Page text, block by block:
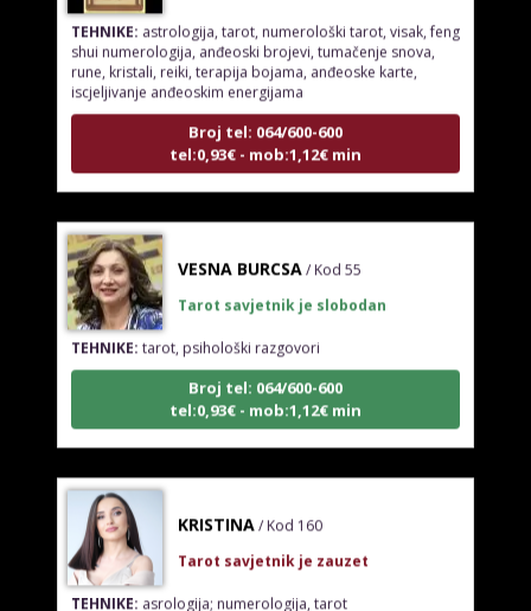
TEHNIKE:astrologija, tarot, numerološki tarot, visak, feng
shui numerologija, anđeoski brojevi, tumačenje snova,
rune, kristali, reiki, terapija bojama, anđeoske karte,
iscjeljivanje anđeoskim energijama
Broj tel: 064/600-600
tel:0,93€ - mob:1,12€ min
TEHNIKE:tarot, psihološki razgovori
Broj tel: 064/600-600
tel:0,93€ - mob:1,12€ min
TEHNIKE:asrologija; numerologija, tarot